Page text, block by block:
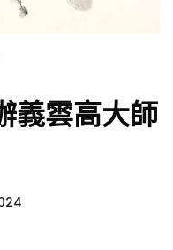
義雲高大師